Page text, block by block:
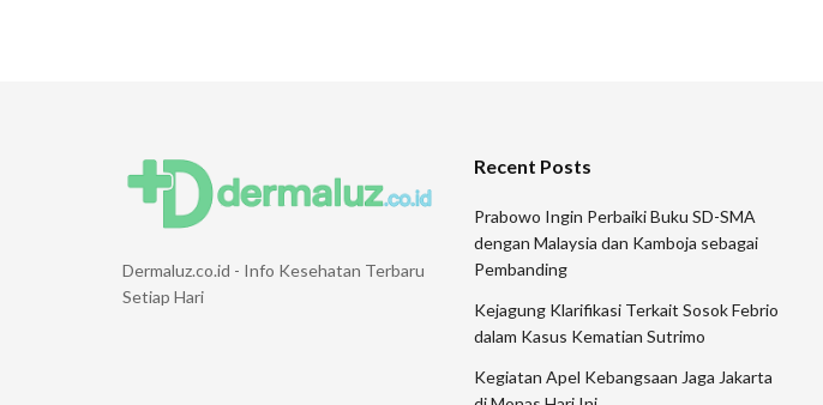
Dermaluz.co.id - Info Kesehatan Terbaru
Setiap Hari
Recent Posts
Prabowo Ingin Perbaiki Buku SD-SMA
dengan Malaysia dan Kamboja sebagai
Pembanding
Kejagung Klarifikasi Terkait Sosok Febrio
dalam Kasus Kematian Sutrimo
Kegiatan Apel Kebangsaan Jaga Jakarta